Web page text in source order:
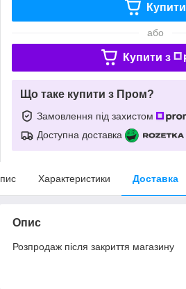
Купити
або
Купити з
Що таке купити з Пром?
Замовлення під захистом
Доступна доставка
Характеристики Доставка
Опис
Розпродаж після закриття магазину